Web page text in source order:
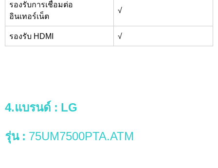
รองรับการเชื่อมต่อ
อินเทอร์เน็ต
√
รองรับ HDMI √
4.แบรนด์ : LG
รุ่น : 75UM7500PTA.ATM